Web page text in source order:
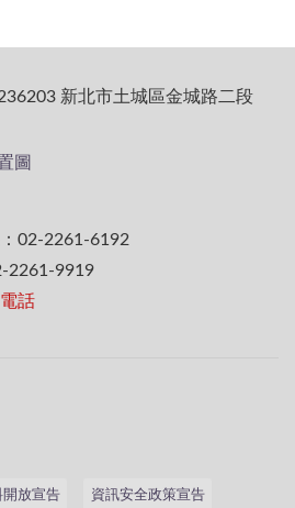
新北市土城區金城路二段
圖
02-2261-6192
2261-9919
話
開放宣告 資訊安全政策宣告